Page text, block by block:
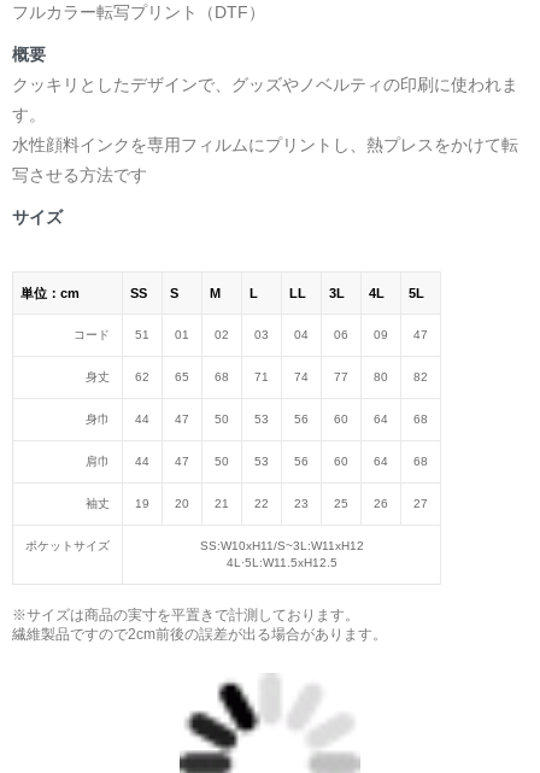
フルカラー転写プリント（DTF）
概要
クッキリとしたデザインで、グッズやノベルティの印刷に使われま
す。
水性顔料インクを専用フィルムにプリントし、熱プレスをかけて転
写させる方法です
サイズ
単位：cm SS S M L LL 3L 4L 5L
コード 51 01 02 03 04 06 09 47
身丈 62 65 68 71 74 77 80 82
身巾 44 47 50 53 56 60 64 68
肩巾 44 47 50 53 56 60 64 68
袖丈 19 20 21 22 23 25 26 27
ポケットサイズ
SS:W10хH11/S~3L:W11хH12
4L·5L:W11.5хH12.5
※サイズは商品の実寸を平置きで計測しております。
繊維製品ですので2cm前後の誤差が出る場合があります。